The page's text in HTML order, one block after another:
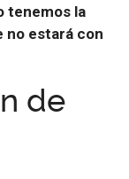
tenemos la
no estará con
de